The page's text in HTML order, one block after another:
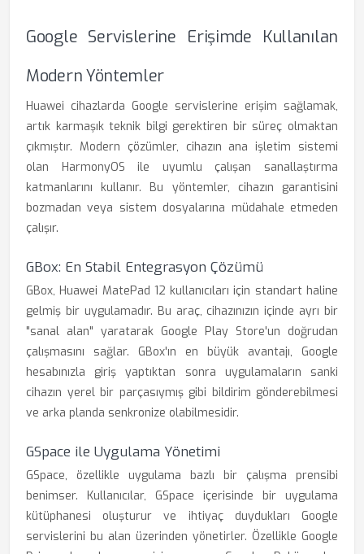
Google Servislerine Erişimde Kullanılan
Modern Yöntemler
Huawei cihazlarda Google servislerine erişim sağlamak,
artık karmaşık teknik bilgi gerektiren bir süreç olmaktan
çıkmıştır. Modern çözümler, cihazın ana işletim sistemi
olan HarmonyOS ile uyumlu çalışan sanallaştırma
katmanlarını kullanır. Bu yöntemler, cihazın garantisini
bozmadan veya sistem dosyalarına müdahale etmeden
çalışır.
GBox: En Stabil Entegrasyon Çözümü
GBox, Huawei MatePad 12 kullanıcıları için standart haline
gelmiş bir uygulamadır. Bu araç, cihazınızın içinde ayrı bir
"sanal alan" yaratarak Google Play Store'un doğrudan
çalışmasını sağlar. GBox'ın en büyük avantajı, Google
hesabınızla giriş yaptıktan sonra uygulamaların sanki
cihazın yerel bir parçasıymış gibi bildirim gönderebilmesi
ve arka planda senkronize olabilmesidir.
GSpace ile Uygulama Yönetimi
GSpace, özellikle uygulama bazlı bir çalışma prensibi
benimser. Kullanıcılar, GSpace içerisinde bir uygulama
kütüphanesi oluşturur ve ihtiyaç duydukları Google
servislerini bu alan üzerinden yönetirler. Özellikle Google